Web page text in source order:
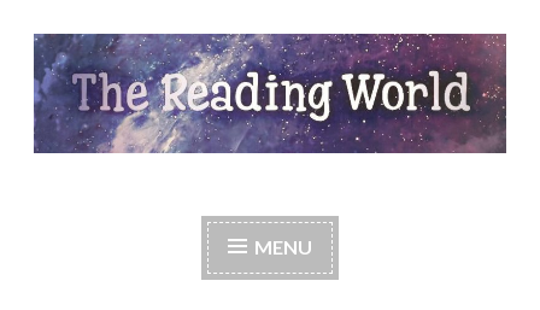
Skip
to
content
The Reading World
MENU